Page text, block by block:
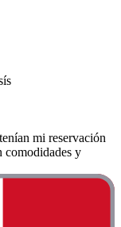
mi reservación
comodidades y